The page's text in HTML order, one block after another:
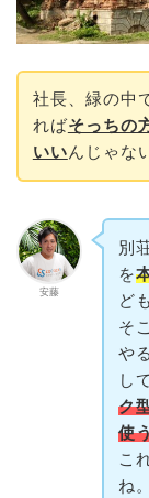
社長、緑の中
ればそっちの
いいんじゃな
安藤
別
を
ど
そ
や
し
ク
使
こ
ね。